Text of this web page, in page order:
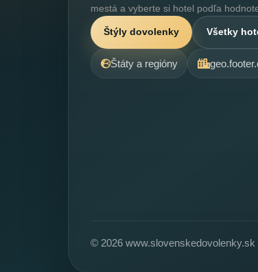
mestá a vyberte si hotel podľa
Štýly dovolenky Všetky
Štáty a regióny
© 2026 www.slovenskedovolenky.sk